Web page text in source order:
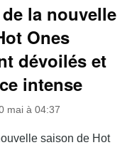
la nouvelle
Ones
dévoilés et
intense
mai à 04:37
saison de Hot